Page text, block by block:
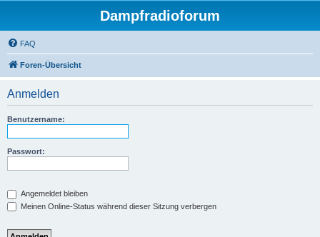
Dampfradioforum
FAQ
Foren-Übersicht
Anmelden
Benutzername:
Passwort:
Angemeldet bleiben
Meinen Online-Status während dieser Sitzung verbergen